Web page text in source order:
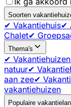
Soorten
✔ Vakantiehuis✔
Chalet✔
Thema's
✔
natuur✔
aan zee✔
vakantiehuizen
Populaire